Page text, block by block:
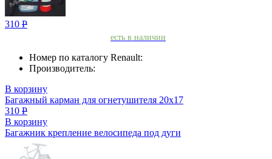
310 Р
есть в наличии
Номер по каталогу Renault:
Производитель:
В корзину
Багажный карман для огнетушителя 20х17
310 Р
В корзину
Багажник крепление велосипеда под дуги